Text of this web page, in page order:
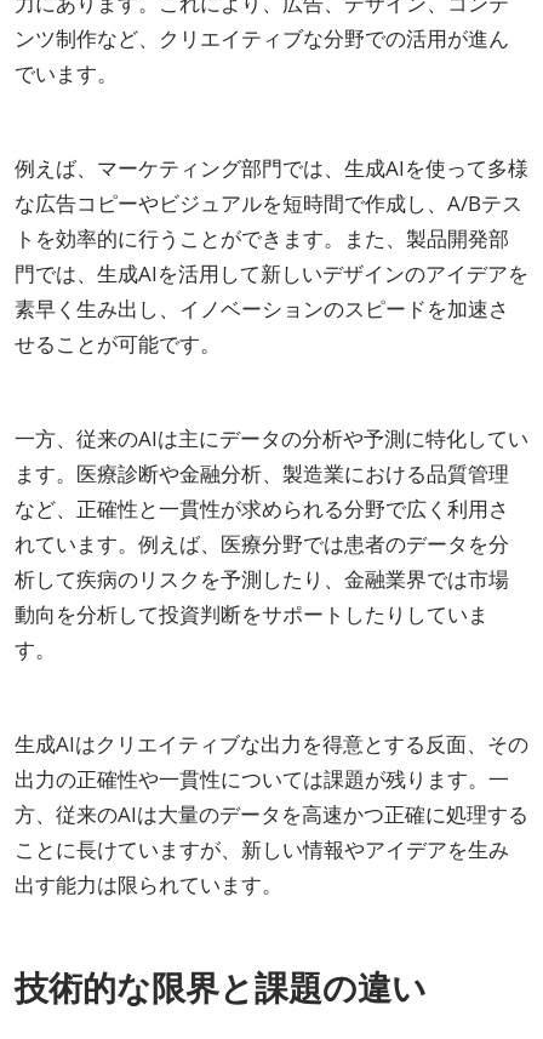
ンツ制作など、クリエイティブな分野での活用が進ん
でいます。
例えば、マーケティング部門では、生成AIを使って多様
な広告コピーやビジュアルを短時間で作成し、A/Bテス
トを効率的に行うことができます。また、製品開発部
門では、生成AIを活用して新しいデザインのアイデアを
素早く生み出し、イノベーションのスピードを加速さ
せることが可能です。
一方、従来のAIは主にデータの分析や予測に特化してい
ます。医療診断や金融分析、製造業における品質管理
など、正確性と一貫性が求められる分野で広く利用さ
れています。例えば、医療分野では患者のデータを分
析して疾病のリスクを予測したり、金融業界では市場
動向を分析して投資判断をサポートしたりしていま
す。
生成AIはクリエイティブな出力を得意とする反面、その
出力の正確性や一貫性については課題が残ります。一
方、従来のAIは大量のデータを高速かつ正確に処理する
ことに長けていますが、新しい情報やアイデアを生み
出す能力は限られています。
技術的な限界と課題の違い